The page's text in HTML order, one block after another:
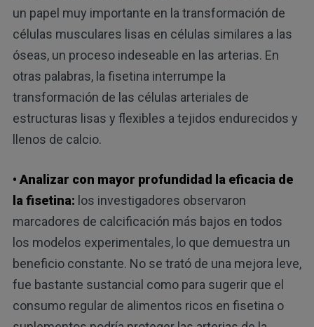
un papel muy importante en la transformación de
células musculares lisas en células similares a las
óseas, un proceso indeseable en las arterias. En
otras palabras, la fisetina interrumpe la
transformación de las células arteriales de
estructuras lisas y flexibles a tejidos endurecidos y
llenos de calcio.
• Analizar con mayor profundidad la eficacia de
la fisetina: los investigadores observaron
marcadores de calcificación más bajos en todos
los modelos experimentales, lo que demuestra un
beneficio constante. No se trató de una mejora leve,
fue bastante sustancial como para sugerir que el
consumo regular de alimentos ricos en fisetina o